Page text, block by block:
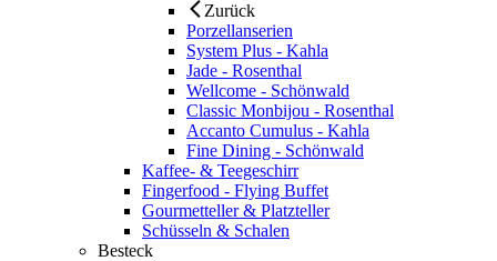
Zurück
Porzellanserien
System Plus - Kahla
Jade - Rosenthal
Wellcome - Schönwald
Classic Monbijou - Rosenthal
Accanto Cumulus - Kahla
Fine Dining - Schönwald
Kaffee- & Teegeschirr
Fingerfood - Flying Buffet
Gourmetteller & Platzteller
Schüsseln & Schalen
Besteck